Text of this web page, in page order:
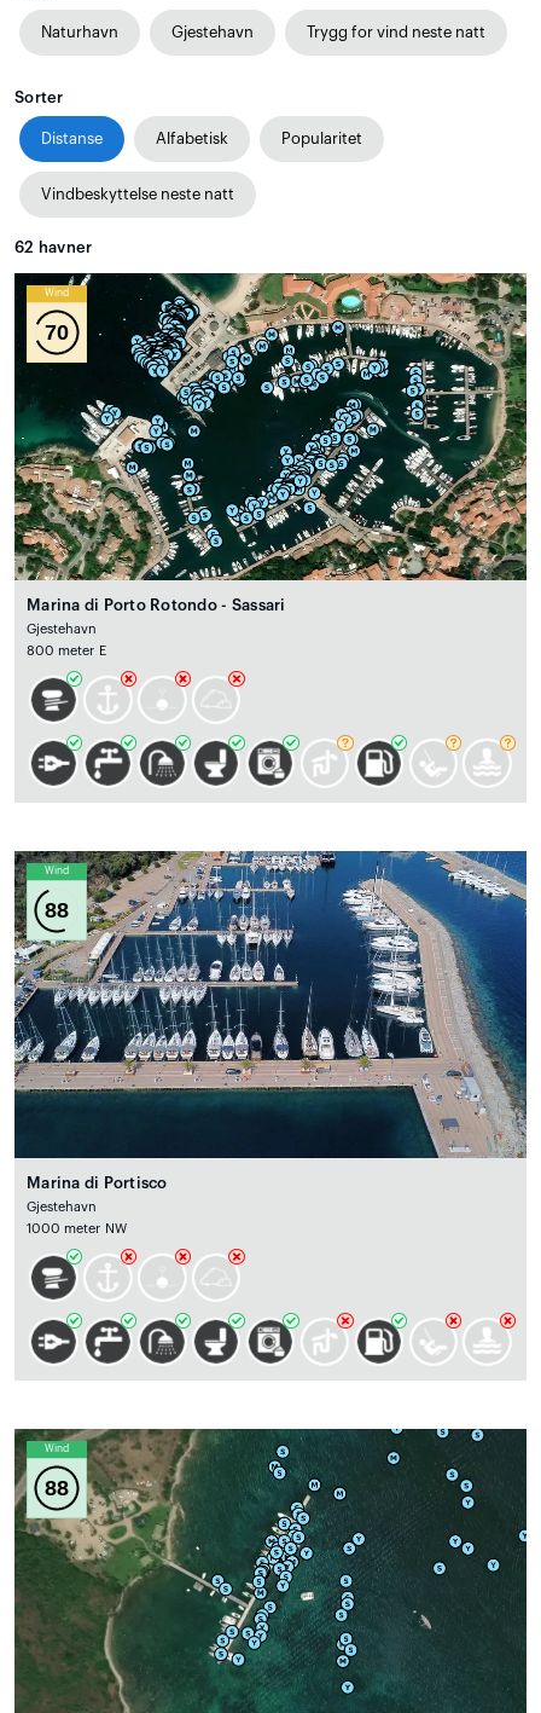
Naturhavn Gjestehavn Trygg for vind neste natt
Sorter
Distanse Alfabetisk Popularitet
Vindbeskyttelse neste natt
62 havner
Wind
70
Marina di Porto Rotondo - Sassari
Gjestehavn
800 meter E
Wind
88
Marina di Portisco
Gjestehavn
1000 meter NW
Wind
88